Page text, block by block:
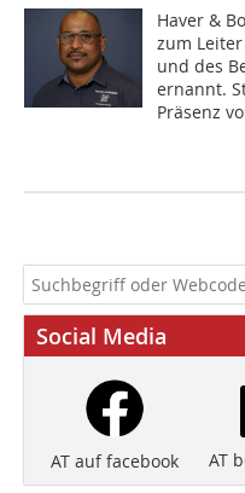
Haver &
zum
und des
ernannt.
Präsenz
Social Media
AT auf facebook AT